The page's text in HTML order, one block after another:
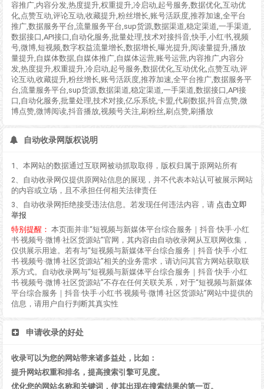
容推广,内容分发,热度提升,权重提升,冷启动,起号服务,数据优化,互动优
化,点赞互动,评论互动,收藏提升,粉丝增长,账号活跃度,推荐加速,全平台
推广,数据服务平台,流量服务平台,sup货源,数据渠道,稳定渠道,一手渠道,
数据接口,API接口,自动化服务,批量处理,技术对接抖音,快手,小红书,视频
号,微博,短视频,数字权益流量增长,数据增长,曝光提升,阅读量提升,播放
量提升,自媒体数据,自媒体推广,自媒体运营,账号运营,内容推广,内容分
发,热度提升,权重提升,冷启动,起号服务,数据优化,互动优化,点赞互动,评
论互动,收藏提升,粉丝增长,账号活跃度,推荐加速,全平台推广,数据服务平
台,流量服务平台,sup货源,数据渠道,稳定渠道,一手渠道,数据接口,API接
口,自动化服务,批量处理,技术对接,亿乐系统,卡盟,代刷数据,抖音点赞,微
博点赞,微博阅读,抖音播放,视频号关注,刷粉丝,刷点赞,刷播放
自动收录网版权说明
1、本网站的数据通过互联网被动抓取取得，版权归属于原网站所有
2、自动收录网仅提供原网站信息的展现，并不代表本站认可被展示网站
的内容或立场，且不承担任何相关法律责任
3、自动收录网拒绝接受违法信息。若发现任何违法内容，请 点击立即
举报
特别提醒： 本页面并非“短视频与新媒体平台综合服务｜抖音·快手·小红
书·视频号·微博·社区货源站”官网，其内容由自动收录网从互联网收集，
仅供展示用途。若有与“短视频与新媒体平台综合服务｜抖音·快手·小红
书·视频号·微博·社区货源站”相关的业务需求，请访问其官方网站获取联
系方式。自动收录网与“短视频与新媒体平台综合服务｜抖音·快手·小红
书·视频号·微博·社区货源站”不存在任何关联关系，对于“短视频与新媒体
平台综合服务｜抖音·快手·小红书·视频号·微博·社区货源站”网站中提供的
信息，请用户自行判断其真实性
申请收录的好处
收录可以为您的网站带来诸多益处，比如：
提升网站权重和排名，提高搜索引擎可见度。
优化您的网站名称和关键词，使其出现在搜索结果的第一页。